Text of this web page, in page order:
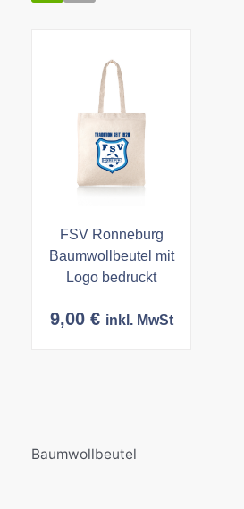
FSV Ronneburg
Baumwollbeutel mit
Logo bedruckt
9,00 € inkl. MwSt
Baumwollbeutel